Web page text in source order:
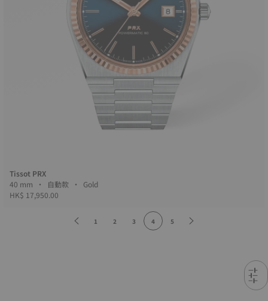
Tissot PRX
40 mm • 自動款 • Gold
HK$ 17,950.00
1 2 3 4 5